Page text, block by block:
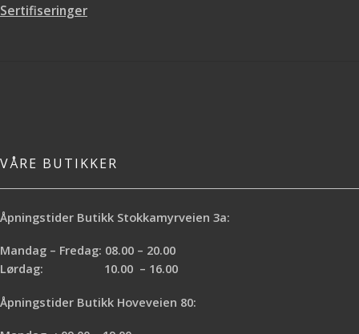
Sertifiseringer
VÅRE BUTIKKER
Åpningstider Butikk Stokkamyrveien 3a:
Mandag – Fredag: 08.00 – 20.00
Lørdag: 10.00 – 16.00
Åpningstider Butikk Hoveveien 80: